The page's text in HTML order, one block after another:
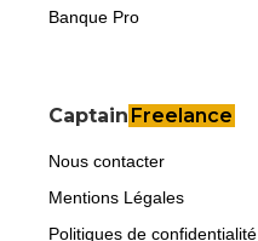
Banque Pro
Captain Freelance
Nous contacter
Mentions Légales
Politiques de confidentialité